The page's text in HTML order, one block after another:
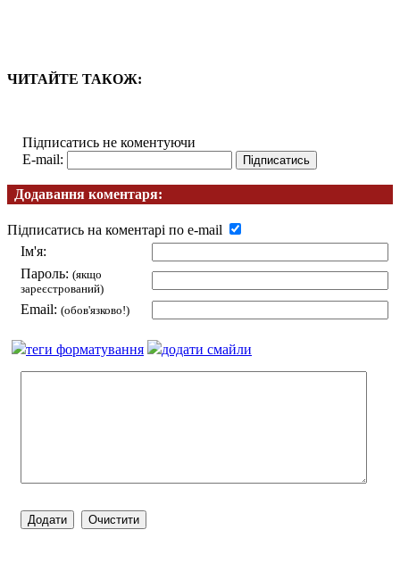
ЧИТАЙТЕ ТАКОЖ:
Підписатись не коментуючи
E-mail:
Додавання коментаря:
Підписатись на коментарі по e-mail
Ім'я:
Пароль: (якщо
зареєстрований)
Email: (обов'язково!)
теги форматування додати смайли